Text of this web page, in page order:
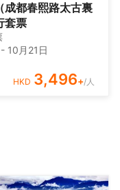
成都春熙路太古裏
套票
- 10月21日
HKD 3,496+/人